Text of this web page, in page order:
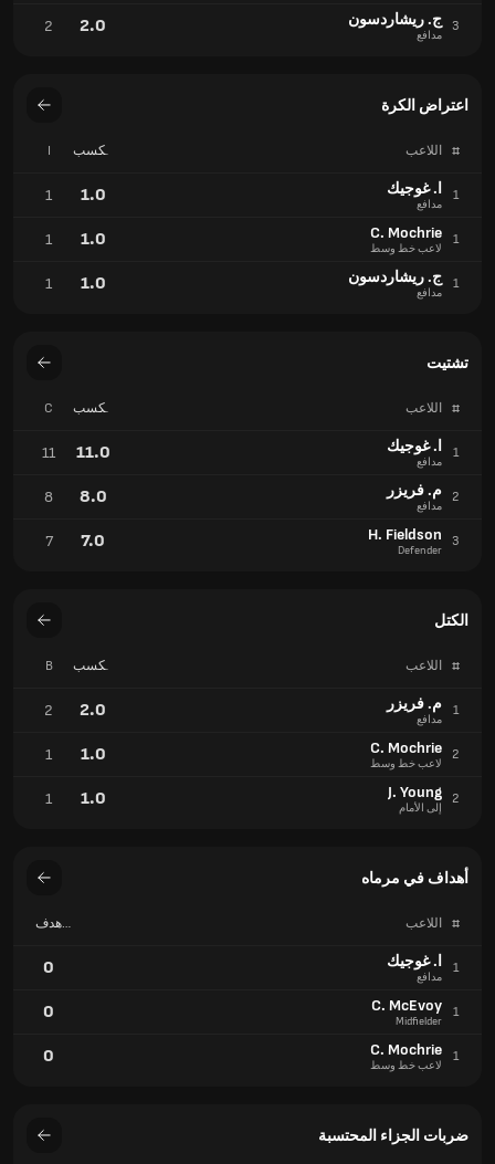
3 ج. ريشاردسون
مدافع 2.0
2
اعتراض الكرة
# اللاعب
مكسب
I
1 ا. غوجيك
مدافع 1.0
1
1
C. Mochrie
لاعب خط وسط 1.0
1
1 ج. ريشاردسون
مدافع 1.0
1
تشتيت
# اللاعب
مكسب
C
1 ا. غوجيك
مدافع 11.0
11
2 م. فريزر
مدافع 8.0
8
3
H. Fieldson
Defender
7.0
7
الكتل
# اللاعب
مكسب
B
1 م. فريزر
مدافع 2.0
2
2
C. Mochrie
لاعب خط وسط 1.0
1
2
J. Young
إلى الأمام 1.0
1
أهداف في مرماه
# اللاعب
هدف
1 ا. غوجيك
مدافع 0
1
C. McEvoy
Midfielder
0
1
C. Mochrie
لاعب خط وسط 0
ضربات الجزاء المحتسبة